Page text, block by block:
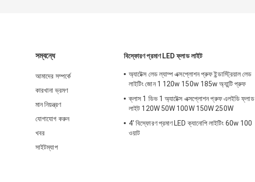
সম্বন্ধে
আমাদের সম্পর্কে
কারখানা ভ্রমণ
মান নিয়ন্ত্রণ
যোগাযোগ করুন
খবর
সাইটম্যাপ
বিস্ফোরণ প্রমাণ LED ফ্লাড লাইট
অ্যাটেক্স লেড ল্যাম্প এক্সপ্লোশন প্রুফ ইন্ডাস্ট্রিয়াল লেড
লাইটিং জোন 1 120w 150w 185w অ্যান্টি প্রুফ
ক্লাস 1 ডিভ 1 অ্যাটেক্স এক্সপ্লোশন প্রুফ এলইডি ফ্লাড
লাইট 120W 50W 100W 150W 250W
4' বিস্ফোরণ প্রমাণ LED ক্যানোপি লাইটিং 60w 100
ওয়াট